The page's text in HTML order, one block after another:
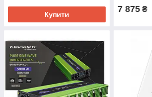
Купити
7 875 ₴